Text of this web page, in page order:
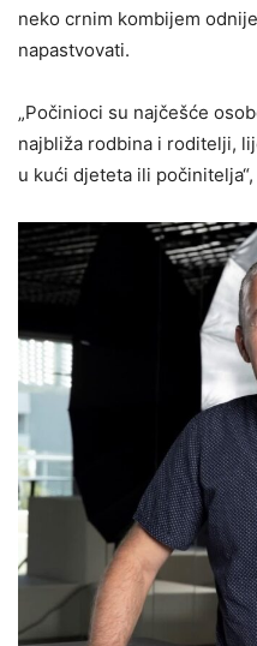
neko crnim kombijem
napastvovati.
„Počinioci su najčešće
najbliža rodbina i roditelji,
u kući djeteta ili